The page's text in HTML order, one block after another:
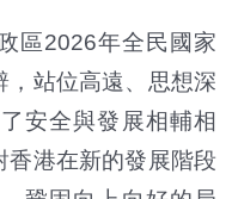
區2026年全民國家
，站位高遠、思想深
安全與發展相輔相
香港在新的發展階段